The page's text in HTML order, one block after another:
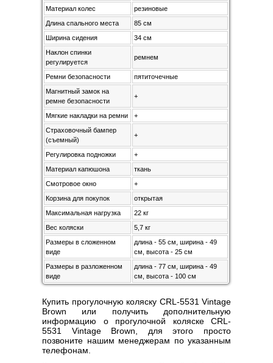
Материал колес
резиновые
Длина спального места
85 см
Ширина сидения
34 см
Наклон спинки
регулируется
ремнем
Ремни безопасности
пятиточечные
Магнитный замок на
ремне безопасности
+
Мягкие накладки на ремни
+
Страховочный бампер
(съемный)
+
Регулировка подножки
+
Материал капюшона
ткань
Смотровое окно
+
Корзина для покупок
открытая
Максимальная нагрузка
22 кг
Вес коляски
5,7 кг
Размеры в сложенном
виде
длина - 55 см, ширина - 49
см, высота - 25 см
Размеры в разложенном
виде
длина - 77 см, ширина - 49
см, высота - 100 см
Купить прогулочную коляску CRL-5531 Vintage
Brown или получить дополнительную
информацию о прогулочной коляске CRL-
5531 Vintage Brown, для этого просто
позвоните нашим менеджерам по указанным
телефонам.